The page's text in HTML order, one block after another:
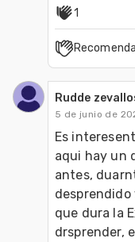
1
Rudde
5 de junio de
Es
aqui hay un
antes,
que dura la
drsprender,